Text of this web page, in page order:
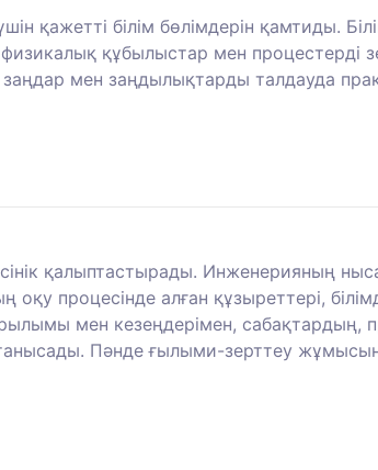
қажетті білім бөлімдерін қамтиды.
құбылыстар мен процестерді
заңдар мен заңдылықтарды талдауда
қалыптастырады. Инженерияның
процесінде алған құзыреттері,
мен кезеңдерімен,
Пәнде ғылыми-зерттеу